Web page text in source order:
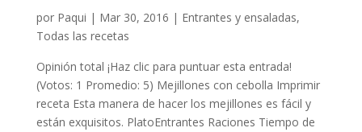
por Paqui | Mar 30, 2016 | Entrantes y ensaladas,
Todas las recetas
Opinión total ¡Haz clic para puntuar esta entrada!
(Votos: 1 Promedio: 5) Mejillones con cebolla Imprimir
receta Esta manera de hacer los mejillones es fácil y
están exquisitos. PlatoEntrantes Raciones Tiempo de